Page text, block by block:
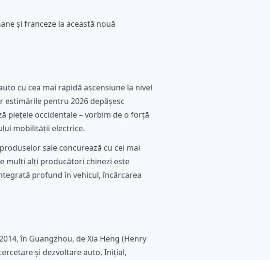
și franceze la această nouă
cu cea mai rapidă ascensiune la nivel
estimările pentru 2026 depășesc
piețele occidentale – vorbim de o forță
mobilității electrice.
sale concurează cu cei mai
mulți alți producători chinezi este
profund în vehicul, încărcarea
în Guangzhou, de Xia Heng (Henry
și dezvoltare auto. Inițial,